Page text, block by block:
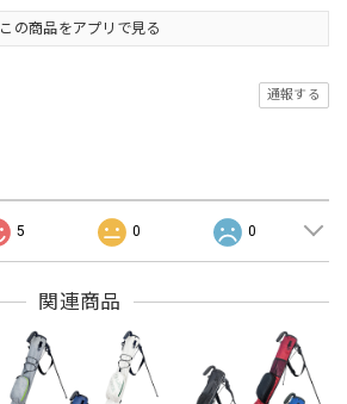
この商品をアプリで見る
通報する
5 0 0
関連商品